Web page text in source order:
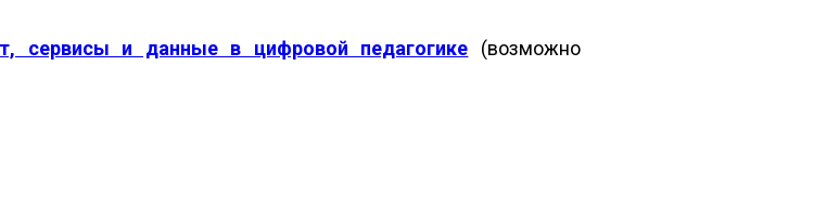
сервисы и данные в цифровой педагогике (возможно